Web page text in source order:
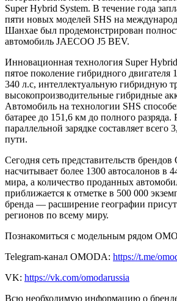
Super Hybrid System. В течение года
пяти новых моделей SHS на
Шанхае был продемонстрирован
автомобиль JAECOO J5 BEV.
Инновационная технология Super Hybrid
пятое поколение гибридного
340 л.с, интеллектуальную гибридную
высокопроизводительные гибридные
Автомобиль на технологии SHS
батарее до 151,6 км до полного разряда.
параллельной зарядке составляет
пути.
Сегодня сеть представительств
насчитывает более 1300 автосалонов в
мира, а количество проданных
приближается к отметке в 500 000
бренда — расширение географии
регионов по всему миру.
Познакомиться с модельным рядом
Telegram-канал OMODA: https://t.me/
VK: https://vk.com/omodarussia
Всю необходимую информацию о